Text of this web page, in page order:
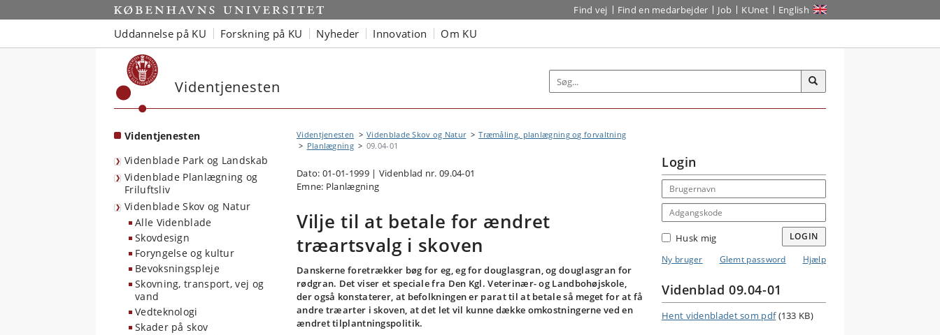
Start Find vej Find en medarbejder Job KUnet English
Uddannelse på KU Forskning på KU Nyheder Innovation Om KU
Videntjenesten
Videntjenesten
Videnblade Park og Landskab
Videnblade Planlægning og
Friluftsliv
Videnblade Skov og Natur
Alle Videnblade
Skovdesign
Foryngelse og kultur
Bevoksningspleje
Skovning, transport, vej og
vand
Vedteknologi
Skader på skov
Videntjenesten Videnblade Skov og Natur
Træmåling, planlægning og forvaltning
Planlægning
09.04-01
Dato: 01-01-1999 | Videnblad nr. 09.04-01
Emne: Planlægning
Vilje til at betale for ændret
træartsvalg i skoven
Danskerne foretrækker bøg for eg, eg for douglasgran, og douglasgran for
rødgran. Det viser et speciale fra Den Kgl. Veterinær- og Landbohøjskole,
der også konstaterer, at befolkningen er parat til at betale så meget for at få
andre træarter i skoven, at det let vil kunne dække omkostningerne ved en
ændret tilplantningspolitik.
Login
Email address
Adgangskode
Husk mig
LOGIN
Ny bruger
Glemt password Hjælp
Videnblad 09.04-01
Hent videnbladet som pdf (133 KB)